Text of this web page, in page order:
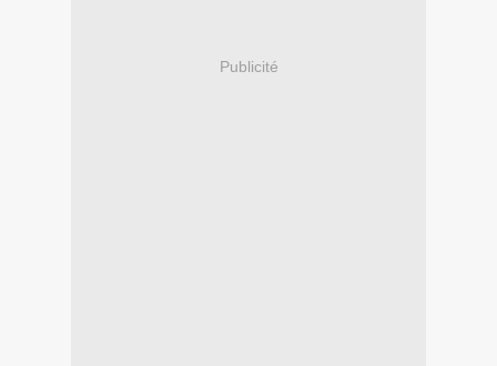
Publicité